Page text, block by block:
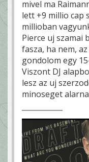
mivel ma
lett +9 millio cap
millioban
Pierce uj szamai
fasza, ha nem,
gondolom egy
Viszont DJ
lesz az uj
minoseget